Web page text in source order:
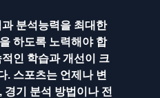
분석능력을 최대한
하도록 노력해야 합
인 학습과 개선이 크
. 스포츠는 언제나 변
기 분석 방법이나 전